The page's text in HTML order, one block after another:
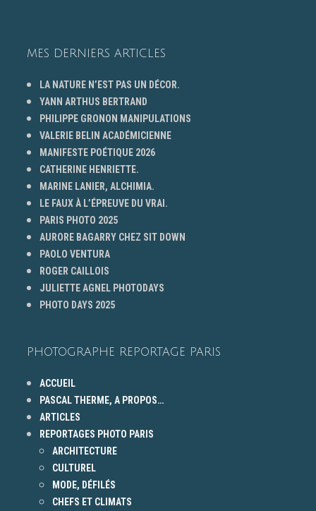
MES DERNIERS ARTICLES
LA NATURE N’EST PAS UN DÉCOR.
YANN ARTHUS BERTRAND
PHILIPPE GRONON MANIPULATIONS
VALERIE BELIN ACADÉMICIENNE
MANIFESTE POÉTIQUE 2026
CATHERINE HENRIETTE.
MARINE LANIER, ALCHIMIA.
LE FAUX À L’ÉPREUVE DU VRAI.
PARIS PHOTO 2025
AURORE BAGARRY CHEZ SIT DOWN
PAOLO VENTURA
ROGER CAILLOIS
JULIETTE AGNEL PHOTODAYS
PHOTO DAYS 2025
PHOTOGRAPHE REPORTAGE PARIS
ACCUEIL
PASCAL THERME, A PROPOS…
ARTICLES
REPORTAGES PHOTO PARIS
ARCHITECTURE
CULTUREL
MODE, DÉFILÉS
CHEFS ET CLIMATS